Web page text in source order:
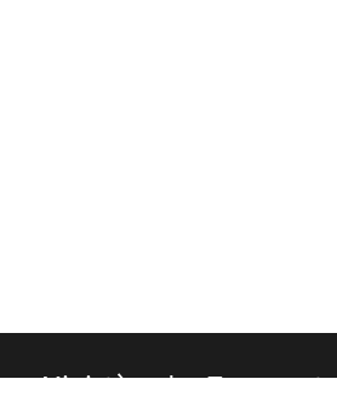
Ministère des Transports